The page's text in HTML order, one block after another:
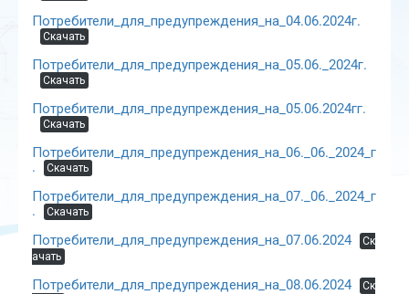
Потребители_для_предупреждения_на_04.06.2024г.
Скачать
Потребители_для_предупреждения_на_05.06._2024г.
Скачать
Потребители_для_предупреждения_на_05.06.2024гг.
Скачать
Потребители_для_предупреждения_на_06._06._2024_г
.
Скачать
Потребители_для_предупреждения_на_07._06._2024_г
.
Скачать
Потребители_для_предупреждения_на_07.06.2024
Ск
ачать
Потребители_для_предупреждения_на_08.06.2024
Ск